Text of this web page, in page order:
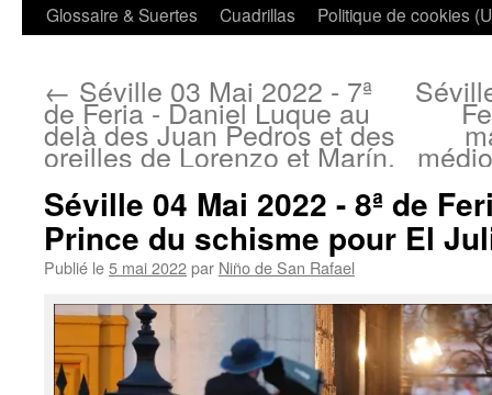
Glossaire & Suertes
Cuadrillas Politique de cookies
← Séville 03 Mai 2022 - 7ª
de Feria - Daniel Luque au
delà des Juan Pedros et des
oreilles de Lorenzo et Marín.
Séville 04 Mai 2022 - 8ª de
Prince du schisme pour El
Publié le5 mai 2022par Niño de San Rafael